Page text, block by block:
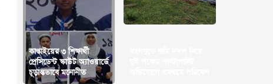
কাপ্তাইয়ের ৩ শিক্ষার্থী
প্রেসিডেন্ট স্কাউট অ্যাওয়ার্ডে
চূড়ান্তভাবে মনোনীত